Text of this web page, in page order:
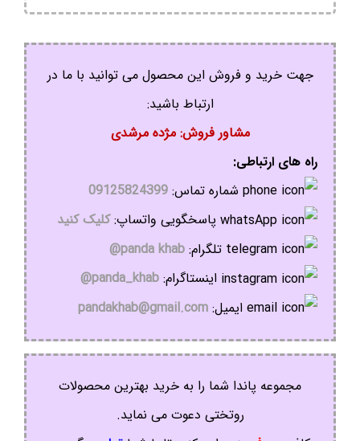
جهت خرید و فروش این محصول می توانید با ما در
ارتباط باشید:
مشاور فروش: مژده مرشدی
راه های ارتباطی:
شماره تماس: 09125824399
پاسخگویی واتساپ:کلیک کنید
تلگرام: panda khab@
اینستاگرام: panda_khab@
ایمیل: pandakhab@gmail.com
مجموعه پاندا شما را به خرید بهترین محصولات
روتختی دعوت می نماید.